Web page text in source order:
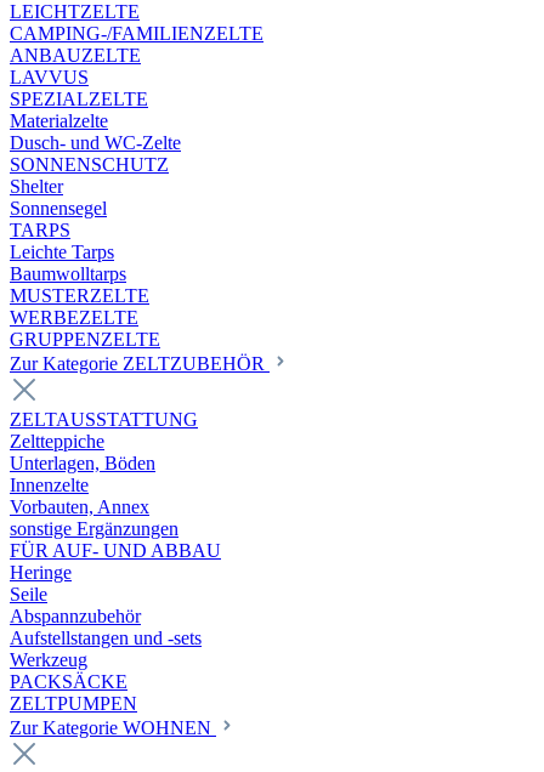
LEICHTZELTE
CAMPING-/FAMILIENZELTE
ANBAUZELTE
LAVVUS
SPEZIALZELTE
Materialzelte
Dusch- und WC-Zelte
SONNENSCHUTZ
Shelter
Sonnensegel
TARPS
Leichte Tarps
Baumwolltarps
MUSTERZELTE
WERBEZELTE
GRUPPENZELTE
Zur Kategorie ZELTZUBEHÖR
ZELTAUSSTATTUNG
Zeltteppiche
Unterlagen, Böden
Innenzelte
Vorbauten, Annex
sonstige Ergänzungen
FÜR AUF- UND ABBAU
Heringe
Seile
Abspannzubehör
Aufstellstangen und -sets
Werkzeug
PACKSÄCKE
ZELTPUMPEN
Zur Kategorie WOHNEN